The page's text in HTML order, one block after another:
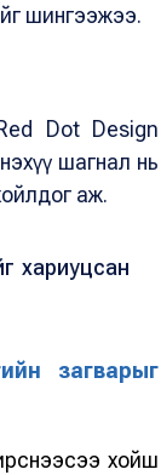
шингээжээ.
Dot Design
шагнал нь
аж.
хариуцсан
загварыг
хойш